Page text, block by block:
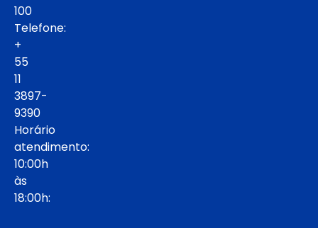
100
Telefone:
+
55
11
3897-
9390
Horário
atendimento:
10:00h
às
18:00h: